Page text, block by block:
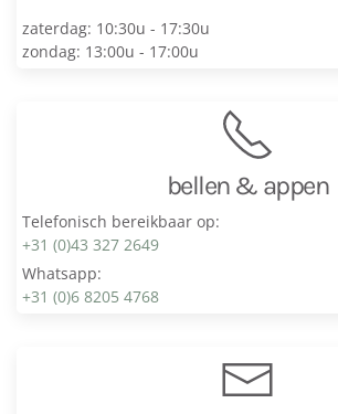
zaterdag: 10:30u - 17:30u
zondag: 13:00u - 17:00u
bellen & appen
Telefonisch bereikbaar op:
+31 (0)43 327 2649
Whatsapp:
+31 (0)6 8205 4768